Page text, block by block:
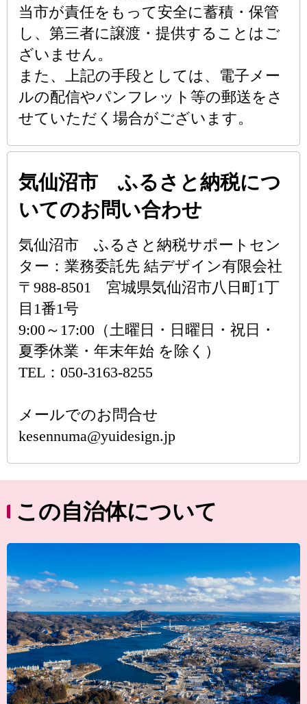
当市が責任をもって安全に蓄積・保管
し、第三者に譲渡・提供することはご
ざいません。
また、上記の手段としては、電子メー
ルの配信やパンフレット等の郵送をさ
せていただく場合がございます。
気仙沼市 ふるさと納税につ
いてのお問い合わせ
気仙沼市 ふるさと納税サポートセン
ター：業務委託先 結デザイン有限会社
〒988-8501 宮城県気仙沼市八日町1丁
目1番1号
9:00～17:00（土曜日・日曜日・祝日・
夏季休業・年末年始 を除く）
TEL：050-3163-8255
メールでのお問合せ
kesennuma@yuidesign.jp
この自治体について